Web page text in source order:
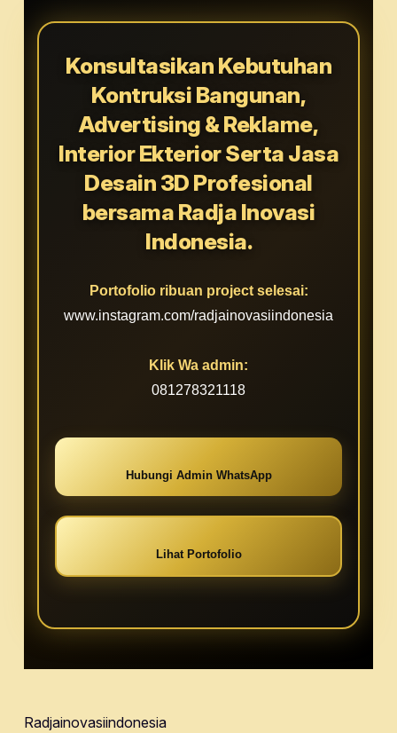
Konsultasikan Kebutuhan
Kontruksi Bangunan,
Advertising & Reklame,
Interior Ekterior Serta Jasa
Desain 3D Profesional
bersama Radja Inovasi
Indonesia.
Portofolio ribuan project selesai:
www.instagram.com/radjainovasiindonesia
Klik Wa admin:
081278321118
Hubungi Admin WhatsApp
Lihat Portofolio
Radjainovasiindonesia